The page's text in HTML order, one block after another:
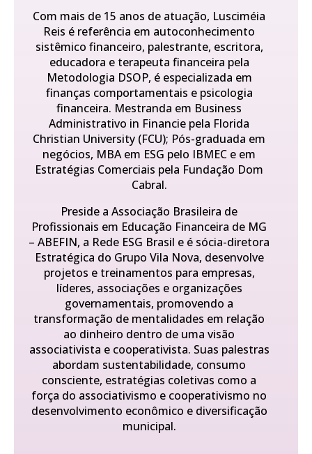
Com mais de 15 anos de atuação, Lusciméia
Reis é referência em autoconhecimento
sistêmico financeiro, palestrante, escritora,
educadora e terapeuta financeira pela
Metodologia DSOP, é especializada em
finanças comportamentais e psicologia
financeira. Mestranda em Business
Administrativo in Financie pela Florida
Christian University (FCU); Pós-graduada em
negócios, MBA em ESG pelo IBMEC e em
Estratégias Comerciais pela Fundação Dom
Cabral.
Preside a Associação Brasileira de
Profissionais em Educação Financeira de MG
– ABEFIN, a Rede ESG Brasil e é sócia-diretora
Estratégica do Grupo Vila Nova, desenvolve
projetos e treinamentos para empresas,
líderes, associações e organizações
governamentais, promovendo a
transformação de mentalidades em relação
ao dinheiro dentro de uma visão
associativista e cooperativista. Suas palestras
abordam sustentabilidade, consumo
consciente, estratégias coletivas como a
força do associativismo e cooperativismo no
desenvolvimento econômico e diversificação
municipal.